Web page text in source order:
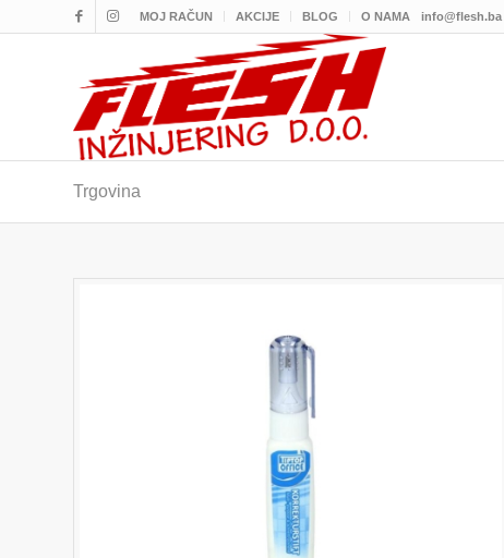
MOJ RAČUN AKCIJE BLOG O NAMA info@flesh.ba
Trgovina